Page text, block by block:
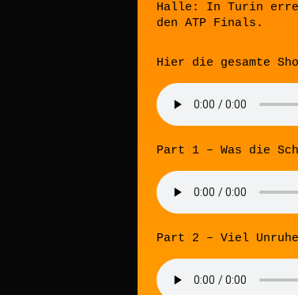
Halle: In Turin
den ATP Finals.
Hier die gesamte
Part 1 – Was die
Part 2 – Viel